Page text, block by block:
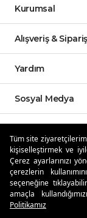
Tüm site
kişiselleştirmek ve
Çerez ayarlarınızı
çerezlerin
seçeneğine
amaçla
Politikamız
Kurumsal
Alışveriş & Sipariş
Yardım
Sosyal Medya
Özdilekteyim'de
Güvenli Alışveriş